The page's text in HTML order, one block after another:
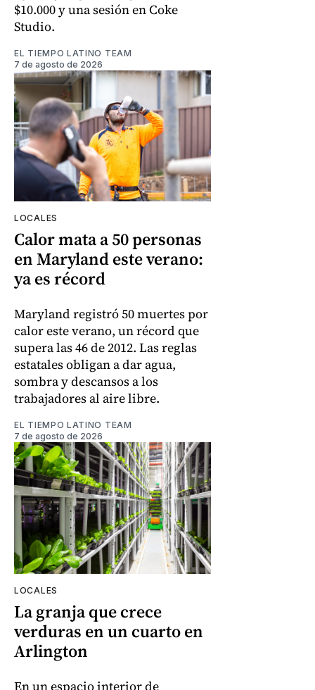
$10.000 y una sesión en Coke
Studio.
EL TIEMPO LATINO TEAM
7 de agosto de 2026
LOCALES
Calor mata a 50 personas
en Maryland este verano:
ya es récord
Maryland registró 50 muertes por
calor este verano, un récord que
supera las 46 de 2012. Las reglas
estatales obligan a dar agua,
sombra y descansos a los
trabajadores al aire libre.
EL TIEMPO LATINO TEAM
7 de agosto de 2026
LOCALES
La granja que crece
verduras en un cuarto en
Arlington
En un espacio interior de